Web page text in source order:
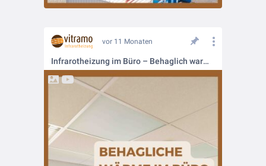
vor 11 Monaten
Infrarotheizung im Büro – Behaglich warm und produktiv arbeiten